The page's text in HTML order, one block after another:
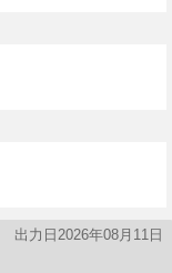
出力日2026年08月11日